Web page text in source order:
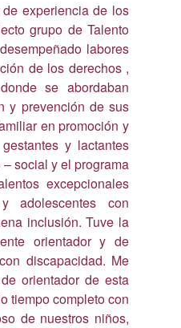
experiencia de los
grupo de Talento
labores
de los derechos ,
se abordaban
y prevención de sus
en promoción y
y lactantes
social y el programa
excepcionales
adolescentes con
inclusión. Tuve la
orientador y de
discapacidad. Me
orientador de esta
tiempo completo con
de nuestros niños,